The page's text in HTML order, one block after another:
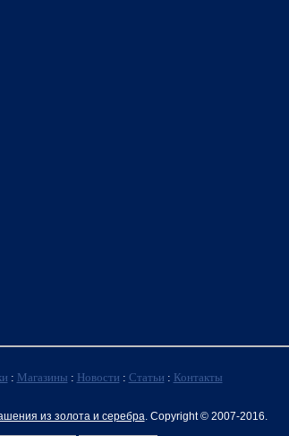
: Магазины : Новости : Статьи : Контакты
из золота и серебра. Copyright © 2007-2016.